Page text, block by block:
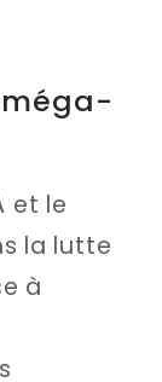
et le
la lutte
à